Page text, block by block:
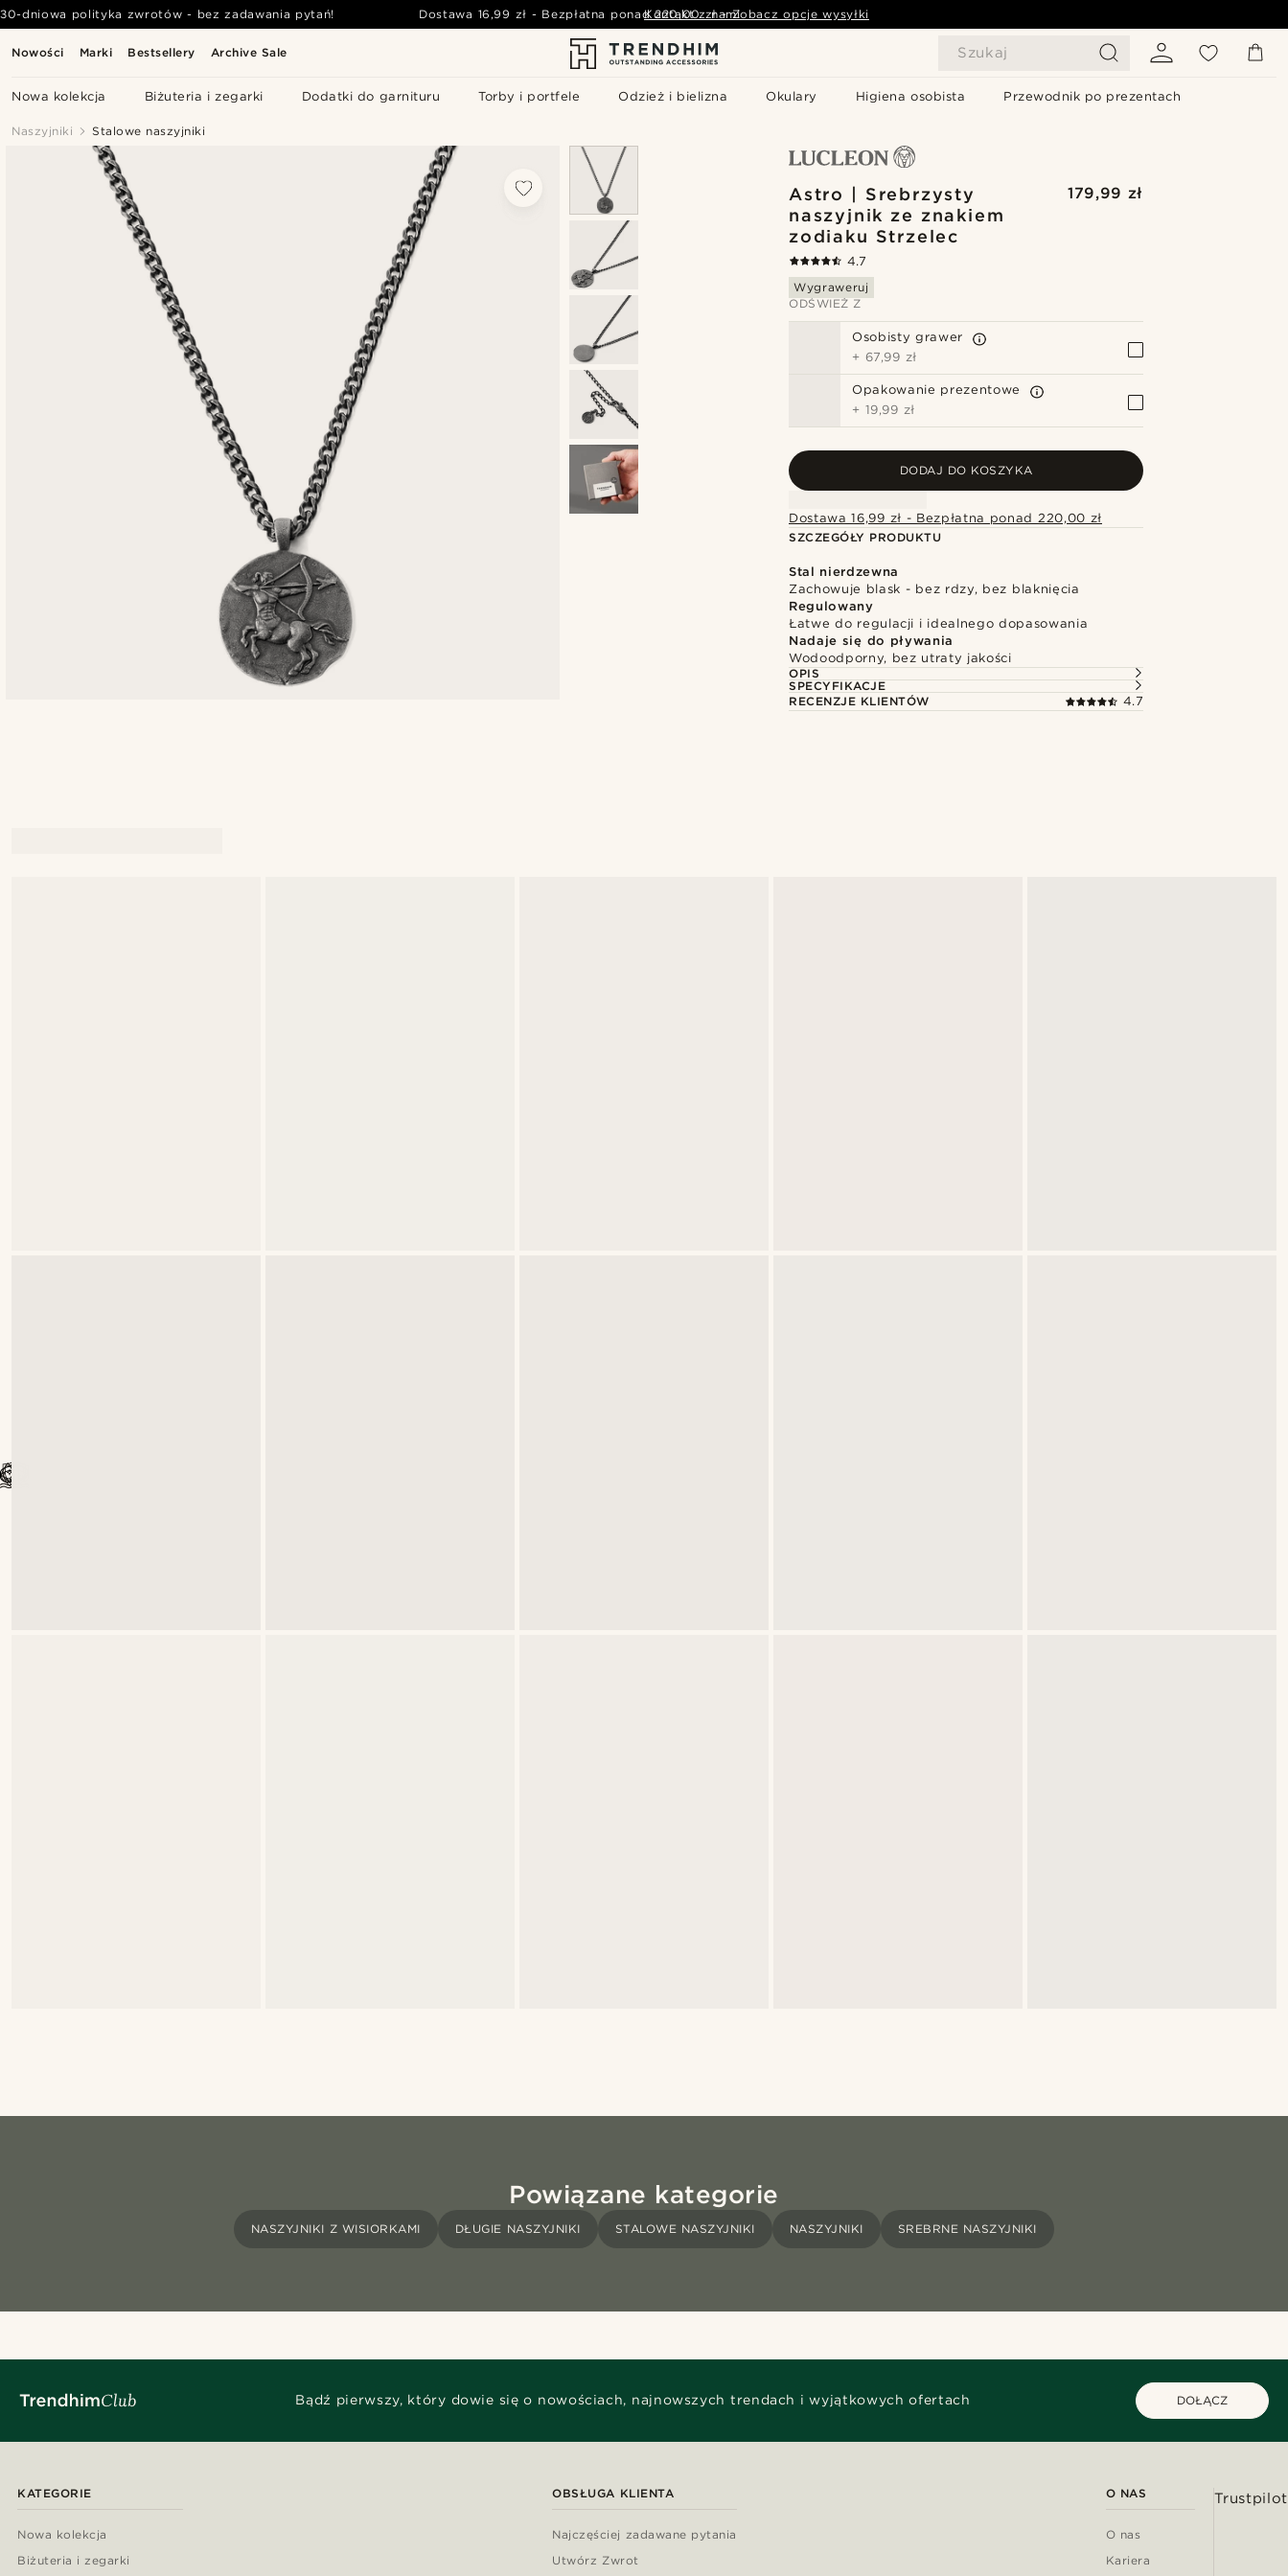
Nowości Marki Bestsellery Archive Sale Szukaj
Nowa kolekcja Biżuteria i zegarki Dodatki do garnituru Torby i portfele Odzież i bielizna Okulary Higiena osobista Przewodnik po prezentach
30-dniowa polityka zwrotów - bez zadawania pytań! Dostawa 16,99 zł - Bezpłatna ponad 220,00 zł - Zobacz opcje wysyłki
Kontakt z nami
Naszyjniki Stalowe naszyjniki
Astro | Srebrzysty
naszyjnik ze znakiem
zodiaku Strzelec
179,99 zł
4.7
Wygraweruj
ODŚWIEŻ Z
Osobisty grawer
+ 67,99 zł
Opakowanie prezentowe
+ 19,99 zł
DODAJ DO KOSZYKA
Dostawa 16,99 zł - Bezpłatna ponad 220,00 zł
SZCZEGÓŁY PRODUKTU
Stal nierdzewna
Zachowuje blask - bez rdzy, bez blaknięcia
Regulowany
Łatwe do regulacji i idealnego dopasowania
Nadaje się do pływania
Wodoodporny, bez utraty jakości
OPIS
SPECYFIKACJE
RECENZJE KLIENTÓW
4.7
Powiązane kategorie
NASZYJNIKI Z WISIORKAMI DŁUGIE NASZYJNIKI STALOWE NASZYJNIKI NASZYJNIKI SREBRNE NASZYJNIKI
Bądź pierwszy, który dowie się o nowościach, najnowszych trendach i wyjątkowych ofertach DOŁĄCZ
KATEGORIE
Nowa kolekcja
Biżuteria i zegarki
OBSŁUGA KLIENTA
Najczęściej zadawane pytania
Utwórz Zwrot
O NAS
O nas
Kariera
Trustpilot